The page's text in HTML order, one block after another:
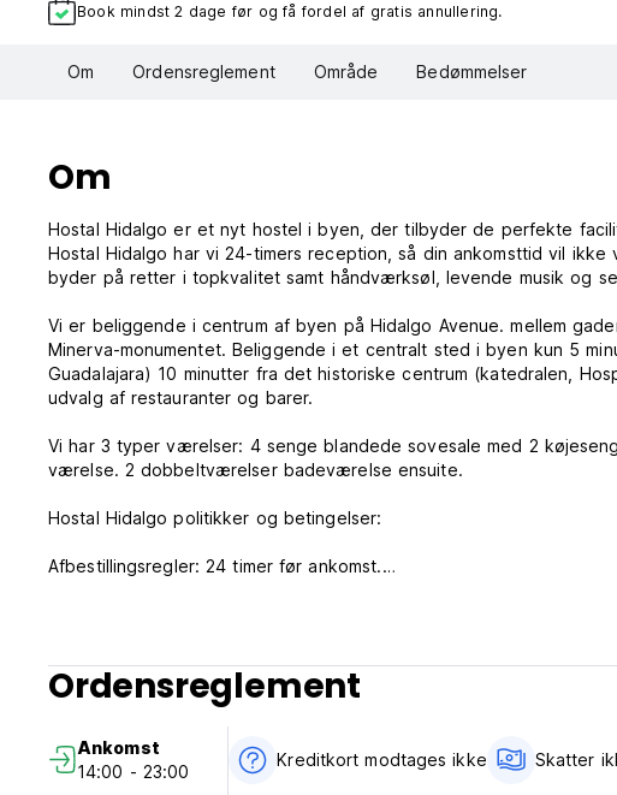
Book mindst 2 dage før og få fordel af gratis annullering.
Om Ordensreglement Område Bedømmelser
Om
Hostal Hidalgo er et nyt hostel i byen, der tilbyder de perfekte
Hostal Hidalgo har vi 24-timers reception, så din ankomsttid vil
byder på retter i topkvalitet samt håndværksøl, levende musik og
Vi er beliggende i centrum af byen på Hidalgo Avenue. mellem
Minerva-monumentet. Beliggende i et centralt sted i byen kun 5
Guadalajara) 10 minutter fra det historiske centrum (katedralen,
udvalg af restauranter og barer.
Vi har 3 typer værelser: 4 senge blandede sovesale med 2
værelse. 2 dobbeltværelser badeværelse ensuite.
Hostal Hidalgo politikker og betingelser:
Afbestillingsregler: 24 timer før ankomst.
Betaling ved ankomst med kontanter, kreditkort, debetkort.
Denne ejendom kan forhåndsgodkende dit kreditkort.
Morgenmad inkluderet.
Ordensreglement
Ankomst
14:00 - 23:00
Kreditkort modtages ikke Skatter